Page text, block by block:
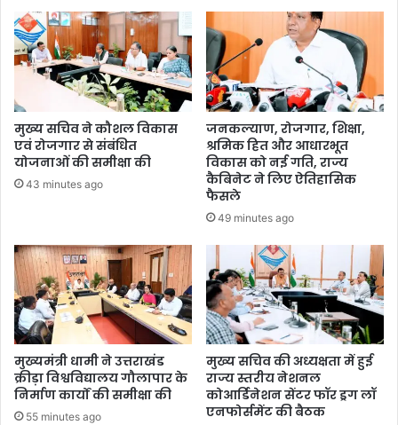
मुख्य सचिव ने कौशल विकास
एवं रोजगार से संबंधित
योजनाओं की समीक्षा की
43 minutes ago
जनकल्याण, रोजगार, शिक्षा,
श्रमिक हित और आधारभूत
विकास को नई गति, राज्य
कैबिनेट ने लिए ऐतिहासिक
फैसले
49 minutes ago
मुख्यमंत्री धामी ने उत्तराखंड
क्रीड़ा विश्वविद्यालय गौलापार के
निर्माण कार्यों की समीक्षा की
55 minutes ago
मुख्य सचिव की अध्यक्षता में हुई
राज्य स्तरीय नेशनल
कोआर्डिनेशन सेंटर फॉर ड्रग लॉ
एनफोर्समेंट की बैठक